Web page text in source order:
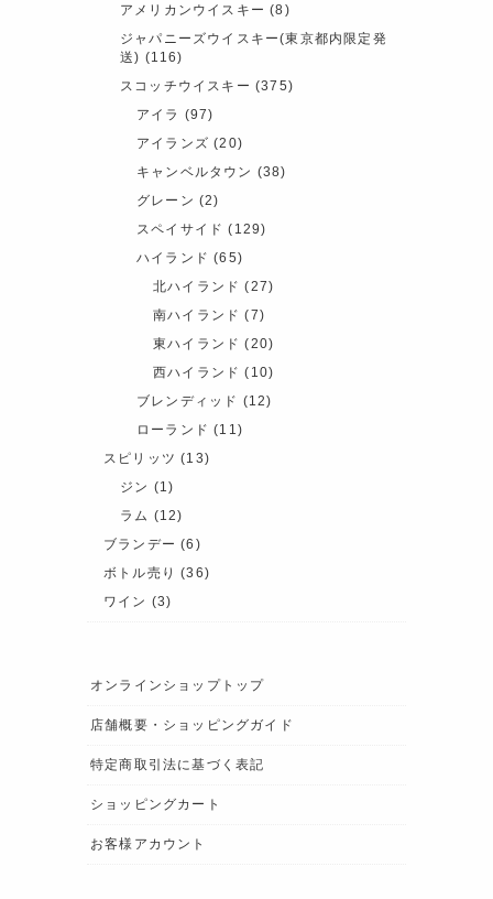
アメリカンウイスキー (8)
ジャパニーズウイスキー(東京都内限定発
送) (116)
スコッチウイスキー (375)
アイラ (97)
アイランズ (20)
キャンベルタウン (38)
グレーン (2)
スペイサイド (129)
ハイランド (65)
北ハイランド (27)
南ハイランド (7)
東ハイランド (20)
西ハイランド (10)
ブレンディッド (12)
ローランド (11)
スピリッツ (13)
ジン (1)
ラム (12)
ブランデー (6)
ボトル売り (36)
ワイン (3)
オンラインショップトップ
店舗概要・ショッピングガイド
特定商取引法に基づく表記
ショッピングカート
お客様アカウント